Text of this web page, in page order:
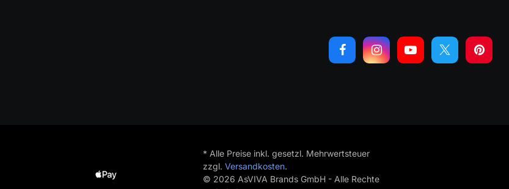
* Alle Preise inkl. gesetzl. Mehrwertsteuer
zzgl. Versandkosten.
© 2026 AsVIVA Brands GmbH - Alle Rechte